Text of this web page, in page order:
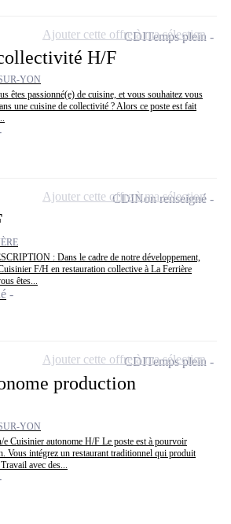
H/F
YON
êtes passionné(e) de cuisine, et vous souhaitez vous
une cuisine de collectivité ? Alors ce poste est fait
CDITemps plein
Ajouter cette offre à ma sélection
: Dans le cadre de notre développement,
F/H en restauration collective à La Ferrière
êtes...
CDINon renseigné
Ajouter cette offre à ma sélection
production
YON
Cuisinier autonome H/F Le poste est à pourvoir
Vous intégrez un restaurant traditionnel qui produit
avec des...
CDITemps plein
Ajouter cette offre à ma sélection